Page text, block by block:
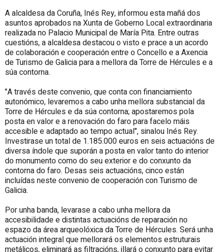
A alcaldesa da Coruña, Inés Rey, informou esta mañá dos
asuntos aprobados na Xunta de Goberno Local extraordinaria
realizada no Palacio Municipal de María Pita. Entre outras
cuestións, a alcaldesa destacou o visto e prace a un acordo
de colaboración e cooperación entre o Concello e a Axencia
de Turismo de Galicia para a mellora da Torre de Hércules e a
súa contorna.
"A través deste convenio, que conta con financiamiento
autonómico, levaremos a cabo unha mellora substancial da
Torre de Hércules e da súa contorna; apostaremos pola
posta en valor e a renovación do faro para facelo máis
accesible e adaptado ao tempo actual", sinalou Inés Rey.
Investirase un total de 1.185.000 euros en seis actuacións de
diversa índole que suporán a posta en valor tanto do interior
do monumento como do seu exterior e do conxunto da
contorna do faro. Desas seis actuacións, cinco están
incluídas neste convenio de cooperación con Turismo de
Galicia.
Por unha banda, levarase a cabo unha mellora da
accesibilidade e distintas actuacións de reparación no
espazo da área arqueolóxica da Torre de Hércules. Será unha
actuación integral que mellorará os elementos estruturais
metálicos, eliminará as filtracións, illará o conxunto para evitar